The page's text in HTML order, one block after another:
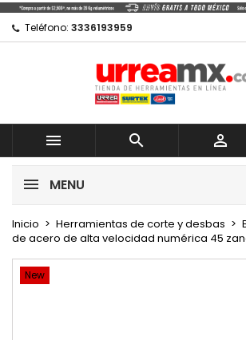
Teléfono: 3336193959
  
MENU
Inicio Herramientas de corte y desbas
de acero de alta velocidad numérica 45
New
Mi lista de regalos
Crear nueva lista
Crear lista de deseos
Nombre de la lista de deseos
Iniciar sesión
Debe iniciar sesión para guardar
lista de deseos.
Iniciar sesión